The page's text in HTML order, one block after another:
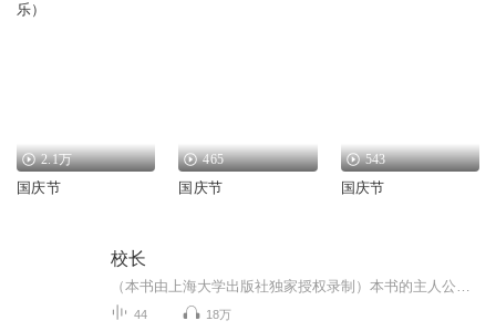
乐）
2.1万
国庆节
465
国庆节
543
国庆节
校长
44 18万